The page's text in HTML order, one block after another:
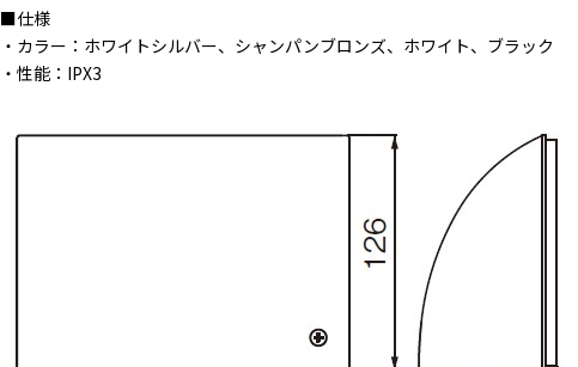
■仕様
・カラー：ホワイトシルバー、シャンパンブロンズ、ホワイト、ブラック
・性能：IPX3